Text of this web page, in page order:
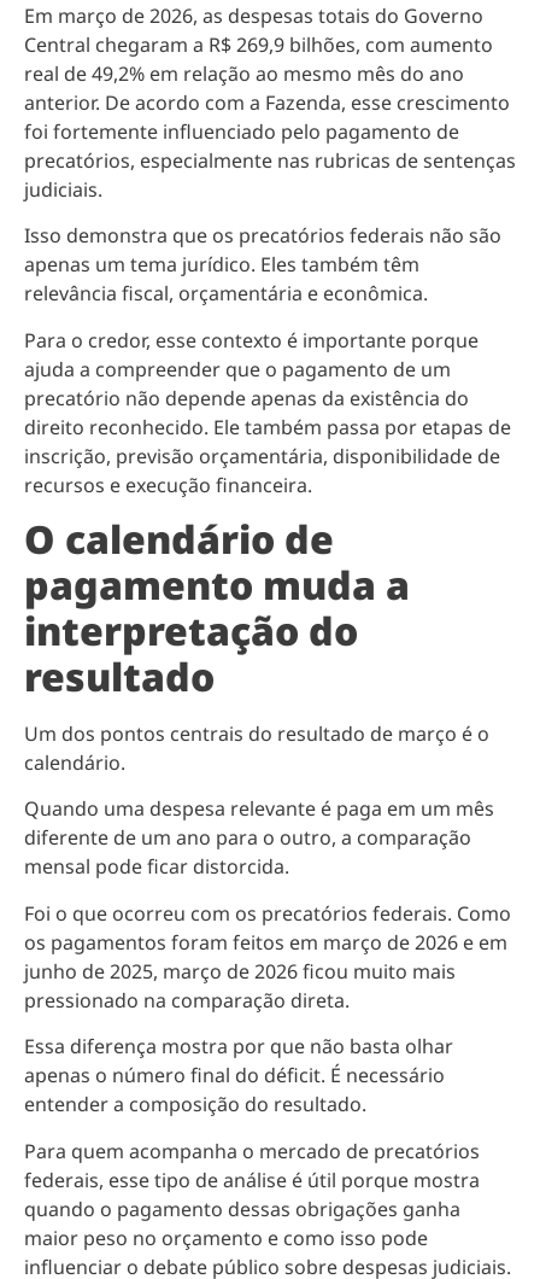
Em março de 2026, as despesas totais do Governo
Central chegaram a R$ 269,9 bilhões, com aumento
real de 49,2% em relação ao mesmo mês do ano
anterior. De acordo com a Fazenda, esse crescimento
foi fortemente influenciado pelo pagamento de
precatórios, especialmente nas rubricas de sentenças
judiciais.
Isso demonstra que os precatórios federais não são
apenas um tema jurídico. Eles também têm
relevância fiscal, orçamentária e econômica.
Para o credor, esse contexto é importante porque
ajuda a compreender que o pagamento de um
precatório não depende apenas da existência do
direito reconhecido. Ele também passa por etapas de
inscrição, previsão orçamentária, disponibilidade de
recursos e execução financeira.
O calendário de
pagamento muda a
interpretação do
resultado
Um dos pontos centrais do resultado de março é o
calendário.
Quando uma despesa relevante é paga em um mês
diferente de um ano para o outro, a comparação
mensal pode ficar distorcida.
Foi o que ocorreu com os precatórios federais. Como
os pagamentos foram feitos em março de 2026 e em
junho de 2025, março de 2026 ficou muito mais
pressionado na comparação direta.
Essa diferença mostra por que não basta olhar
apenas o número final do déficit. É necessário
entender a composição do resultado.
Para quem acompanha o mercado de precatórios
federais, esse tipo de análise é útil porque mostra
quando o pagamento dessas obrigações ganha
maior peso no orçamento e como isso pode
influenciar o debate público sobre despesas judiciais.